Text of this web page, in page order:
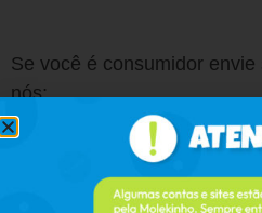
Se você é consumidor
nós: